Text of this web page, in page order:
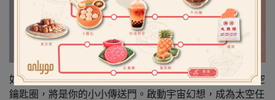
如果你也有點厭倦地球上的煩悶，這款地球 × 台灣黑熊太空
鑰匙圈，將是你的小小傳送門。啟動宇宙幻想，成為太空任